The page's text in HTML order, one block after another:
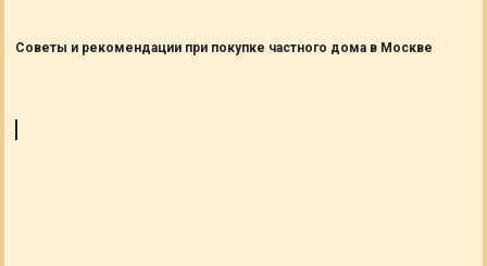
Советы и рекомендации при покупке частного дома в Москве